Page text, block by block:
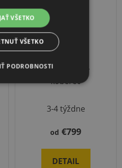
Gymnastický
koberec
3-4 týždne
od €799
DETAIL
VŠETKO
VŠETKO
PODROBNOSTI